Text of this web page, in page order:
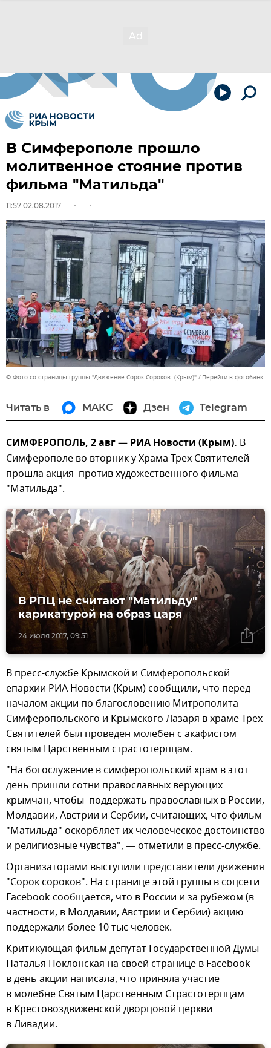
В Симферополе прошло
молитвенное стояние против
фильма "Матильда"
11:57 02.08.2017
© Фото со страницы группы "Движение Сорок Сороков. (Крым)" Перейти в фотобанк
Читать в МАКС Дзен Telegram
СИМФЕРОПОЛЬ, 2 авг — РИА Новости (Крым). В
Симферополе во вторник у Храма Трех Святителей
прошла акция против художественного фильма
"Матильда".
24 июля 2017, 09:51
В РПЦ не считают "Матильду"
карикатурой на образ царя
В пресс-службе Крымской и Симферопольской
епархии РИА Новости (Крым) сообщили, что перед
началом акции по благословению Митрополита
Симферопольского и Крымского Лазаря в храме Трех
Святителей был проведен молебен с акафистом
святым Царственным страстотерпцам.
"На богослужение в симферопольский храм в этот
день пришли сотни православных верующих
крымчан, чтобы поддержать православных в России,
Молдавии, Австрии и Сербии, считающих, что фильм
"Матильда" оскорбляет их человеческое достоинство
и религиозные чувства", — отметили в пресс-службе.
Организаторами выступили представители движения
"Сорок сороков". На странице этой группы в соцсети
Facebook сообщается, что в России и за рубежом (в
частности, в Молдавии, Австрии и Сербии) акцию
поддержали более 10 тыс человек.
Критикующая фильм депутат Государственной Думы
Наталья Поклонская на своей странице в Facebook
в день акции написала, что приняла участие
в молебне Святым Царственным Страстотерпцам
в Крестовоздвиженской дворцовой церкви
в Ливадии.